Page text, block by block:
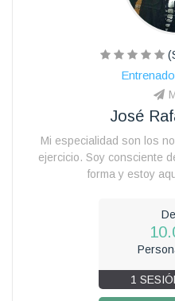
José
Mi especialidad son los
ejercicio. Soy consciente
forma y estoy
1